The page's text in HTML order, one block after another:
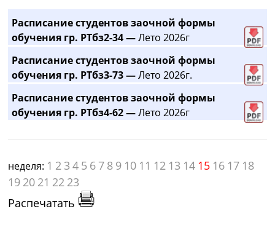
Расписание студентов заочной формы
обучения гр. РТбз2-34 —Лето 2026г
Расписание студентов заочной формы
обучения гр. РТбз3-73 —Лето 2026г.
Расписание студентов заочной формы
обучения гр. РТбз4-62 —Лето 2026г
неделя: 1 2 3 4 5 6 7 8 9 10 11 12 13 14 15 16 17 18
19 20 21 22 23
Распечатать